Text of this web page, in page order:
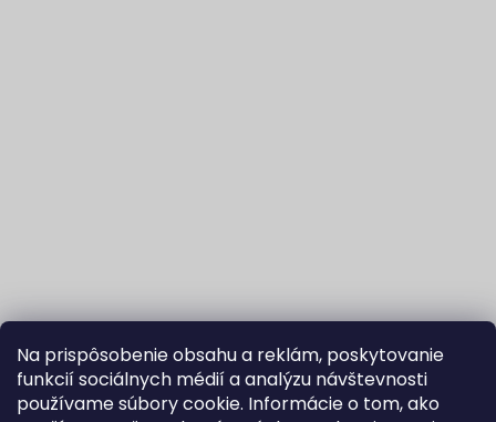
Na prispôsobenie obsahu a reklám, poskytovanie
funkcií sociálnych médií a analýzu návštevnosti
používame súbory cookie. Informácie o tom, ako